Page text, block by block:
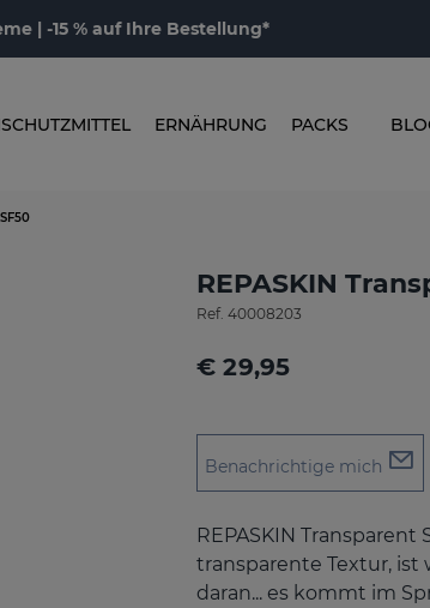
| -15 % auf Ihre Bestellung*
ERNÄHRUNG PACKS
REPASKIN
Ref. 40008203
€ 29,95
Benachrichtige mich
REPASKIN
transparente Textur, ist
daran... es kommt im